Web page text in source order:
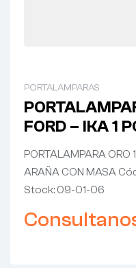
PORTALAMPARAS
FORD – IKA 1
MASA
PORTALAMPARA ORO
ARAÑA CON MASA
Stock: 09-01-06